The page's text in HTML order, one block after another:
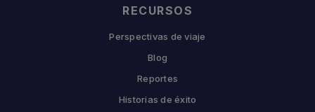
RECURSOS
Perspectivas de viaje
Blog
Reportes
Historias de éxito